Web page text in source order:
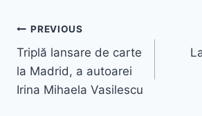
PREVIOUS
Triplă lansare de carte
la Madrid, a autoarei
Irina Mihaela Vasilescu